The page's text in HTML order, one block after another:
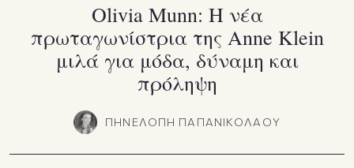
Olivia Munn: Η νέα
πρωταγωνίστρια της Anne Klein
μιλά για μόδα, δύναμη και
πρόληψη
ΠΗΝΕΛΟΠΗ ΠΑΠΑΝΙΚΟΛΑΟΥ